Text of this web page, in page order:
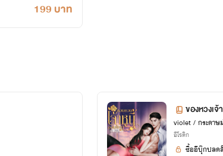
199 บาท
ของหวงเ
violet / กระดาษ
อีโรติก
ซื้ออีบุ๊กปลด